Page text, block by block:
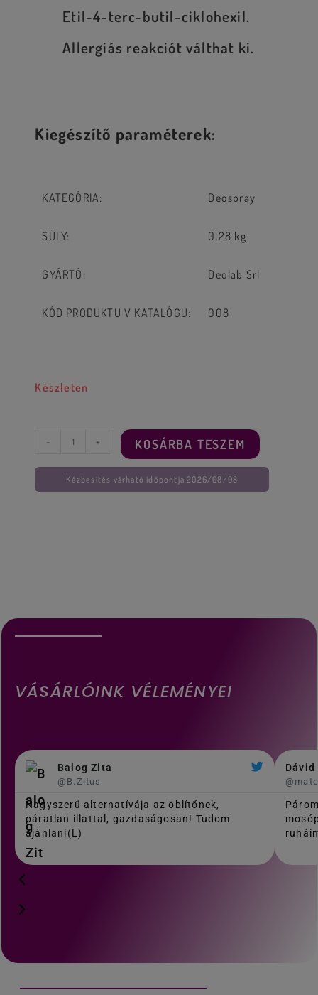
Etil-4-terc-butil-ciklohexil.
Allergiás reakciót válthat ki.
Kiegészítő paraméterek:
KATEGÓRIA: Deospray
SÚLY: 0.28 kg
GYÁRTÓ : Deolab Srl
KÓD PRODUKTU V KATALÓGU: 008
Készleten
- + KOSÁRBA TESZEM
Kézbesítés várható időpontja 2026/08/08
VÁSÁRLÓINK VÉLEMÉNYEI
Balog Zita
@B.Zitus
Nagyszerű alternatívája az öblítőnek,
páratlan illattal, gazdaságosan! Tudom
ajánlani(L)